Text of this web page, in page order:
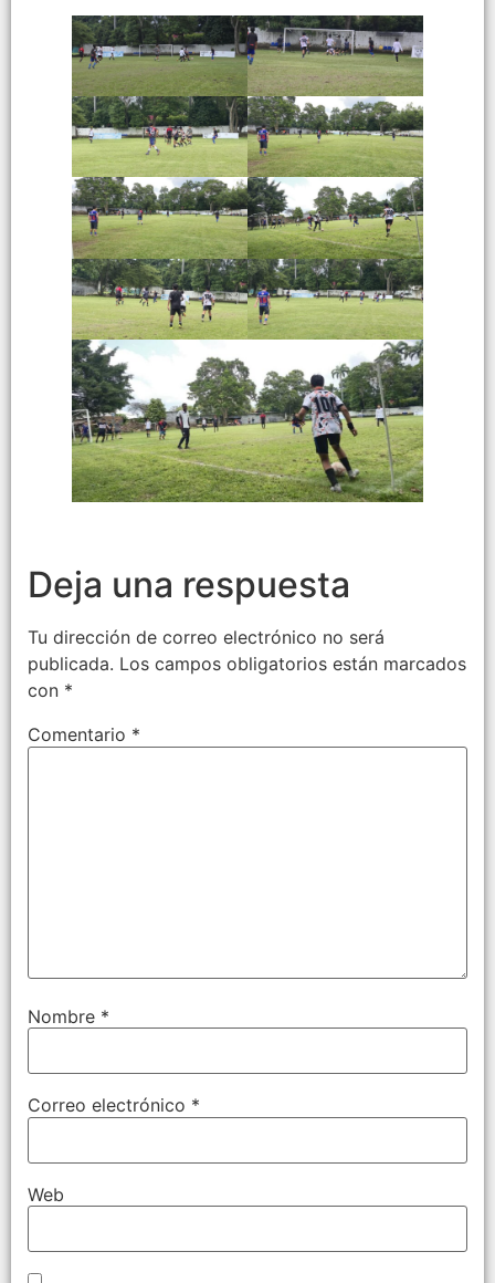
Deja una respuesta
Tu dirección de correo electrónico no será
publicada. Los campos obligatorios están marcados
con *
Comentario *
Nombre *
Correo electrónico *
Web